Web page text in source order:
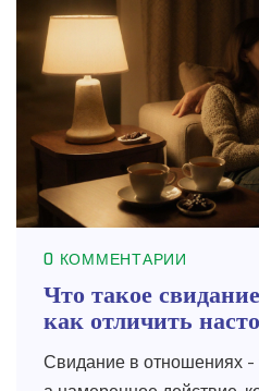
0 КОММЕНТАРИИ
Что такое
как отличить
Свидание в отношениях -